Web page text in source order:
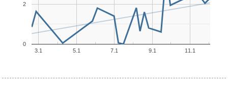
3.1 5.1 7.1 9.1 11.1
0
2